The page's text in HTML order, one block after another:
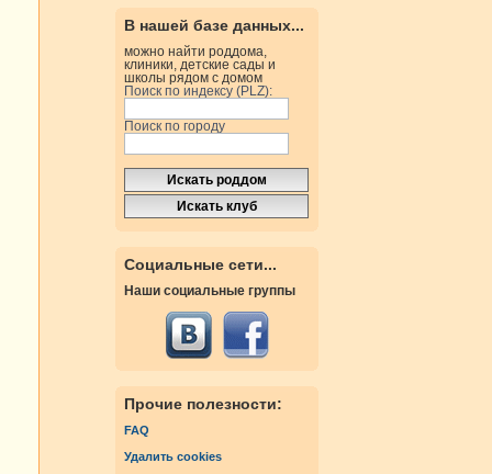
В нашей базе данных...
можно найти роддома,
клиники, детские сады и
школы рядом с домом
Поиск по индексу (PLZ):
Поиск по городу
Социальные сети...
Наши социальные группы
Прочие полезности:
FAQ
Удалить cookies